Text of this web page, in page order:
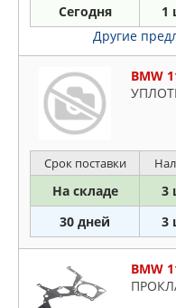
Сегодня 1
Другие
BMW
Срок поставки
На складе 3
30 дней 3
BMW